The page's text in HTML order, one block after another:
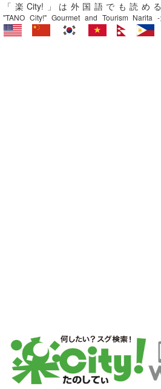
「楽City!」は外国語でも読め
"TANO City!" Gourmet and Tourism Narita